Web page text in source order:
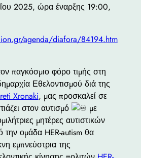
2025, ώρα έναρξης 19:00,
agenda/diafora/84194.htm
παγκόσμιο φόρο τιμής στη
Εθελοντισμού διά της
Xronaki, μας προσκαλεί σε
στον αυτισμό
με
μητέρες αυτιστικών
την ομάδα HER-autism θα
εμπνεύστρια της